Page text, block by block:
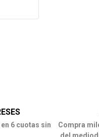
6 cuotas sin
Compra